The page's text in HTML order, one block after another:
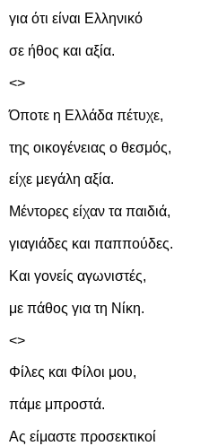
για ότι είναι Ελληνικό
σε ήθος και αξία.
<>
Όποτε η Ελλάδα πέτυχε,
της οικογένειας ο θεσμός,
είχε μεγάλη αξία.
Μέντορες είχαν τα παιδιά,
γιαγιάδες και παππούδες.
Και γονείς αγωνιστές,
με πάθος για τη Νίκη.
<>
Φίλες και Φίλοι μου,
πάμε μπροστά.
Ας είμαστε προσεκτικοί